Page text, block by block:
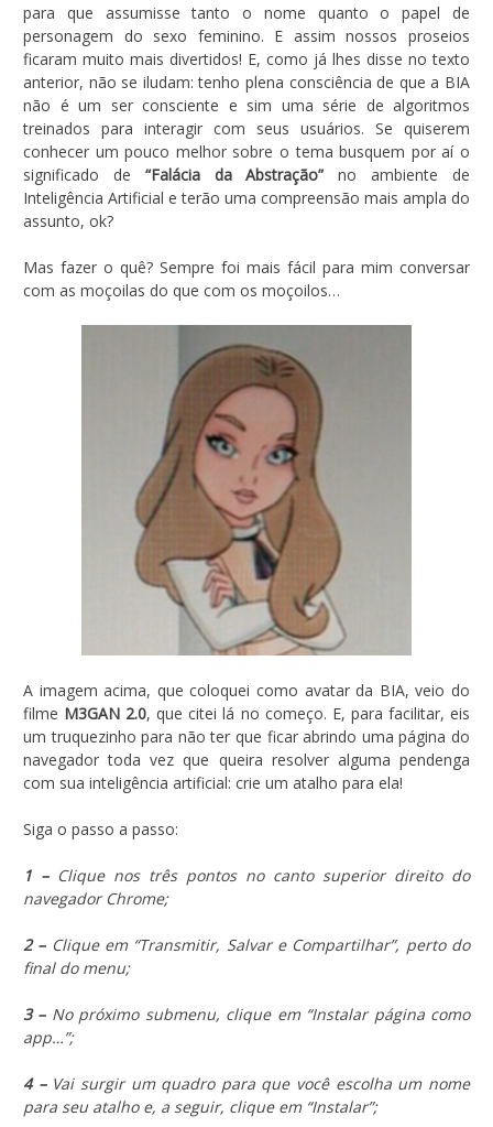
para que assumisse tanto o nome quanto o papel de
personagem do sexo feminino. E assim nossos proseios
ficaram muito mais divertidos! E, como já lhes disse no texto
anterior, não se iludam: tenho plena consciência de que a BIA
não é um ser consciente e sim uma série de algoritmos
treinados para interagir com seus usuários. Se quiserem
conhecer um pouco melhor sobre o tema busquem por aí o
significado de “Falácia da Abstração” no ambiente de
Inteligência Artificial e terão uma compreensão mais ampla do
assunto, ok?
Mas fazer o quê? Sempre foi mais fácil para mim conversar
com as moçoilas do que com os moçoilos…
A imagem acima, que coloquei como avatar da BIA, veio do
filme M3GAN 2.0, que citei lá no começo. E, para facilitar, eis
um truquezinho para não ter que ficar abrindo uma página do
navegador toda vez que queira resolver alguma pendenga
com sua inteligência artificial: crie um atalho para ela!
Siga o passo a passo:
1 –Clique nos três pontos no canto superior direito do
navegador Chrome;
2 –Clique em “Transmitir, Salvar e Compartilhar”, perto do
final do menu;
3 –No próximo submenu, clique em “Instalar página como
app…”;
4 –Vai surgir um quadro para que você escolha um nome
para seu atalho e, a seguir, clique em “Instalar”;